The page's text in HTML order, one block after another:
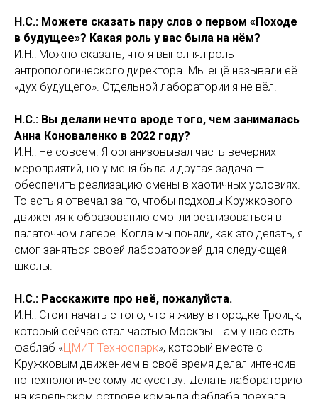
Н.С.: Можете сказать пару слов о первом «Походе
в будущее»? Какая роль у вас была на нём?
И.Н.: Можно сказать, что я выполнял роль
антропологического директора. Мы ещё называли её
«дух будущего». Отдельной лаборатории я не вёл.
Н.С.: Вы делали нечто вроде того, чем занималась
Анна Коноваленко в 2022 году?
И.Н.: Не совсем. Я организовывал часть вечерних
мероприятий, но у меня была и другая задача —
обеспечить реализацию смены в хаотичных условиях.
То есть я отвечал за то, чтобы подходы Кружкового
движения к образованию смогли реализоваться в
палаточном лагере. Когда мы поняли, как это делать, я
смог заняться своей лабораторией для следующей
школы.
Н.С.: Расскажите про неё, пожалуйста.
И.Н.: Стоит начать с того, что я живу в городке Троицк,
который сейчас стал частью Москвы. Там у нас есть
фаблаб «ЦМИТ Техноспарк», который вместе с
Кружковым движением в своё время делал интенсив
по технологическому искусству. Делать лабораторию
на карельском острове команда фаблаба поехала